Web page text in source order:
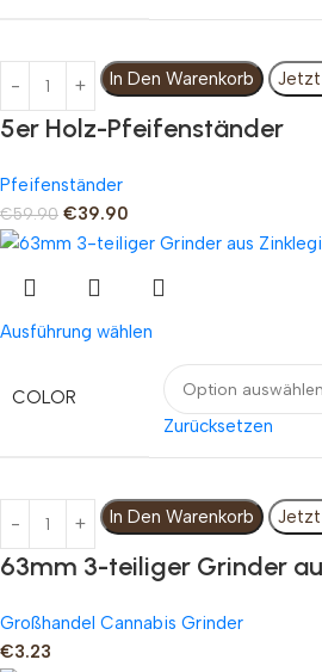
In Den Warenkorb Jetzt
5er Holz-Pfeifenständer
Pfeifenständer
€59.90 €39.90
Ausführung wählen
COLOR
Zurücksetzen
In Den Warenkorb Jetzt
63mm 3-teiliger Grinder
Großhandel Cannabis Grinder
€3.23